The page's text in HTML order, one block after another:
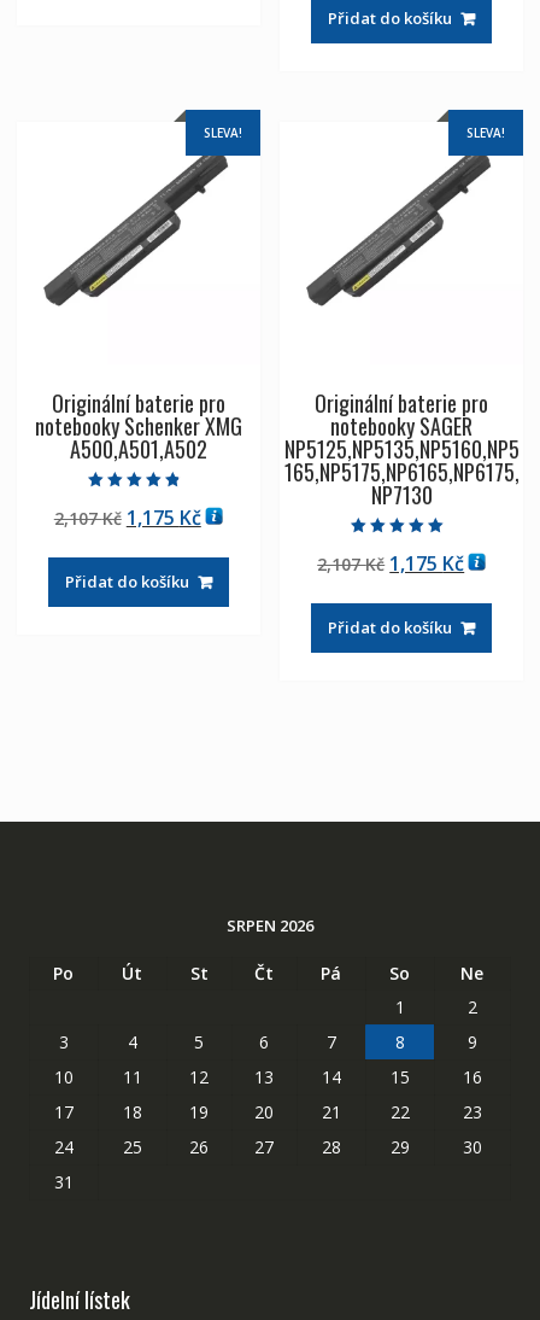
byla:
2,107 Kč
je:
1,175 Kč
Přidat do košíku
SLEVA!
Originální baterie pro
notebooky Schenker XMG
A500,A501,A502
4.50
z 5
2,107Kč Původní
byla:
2,107 Kč
1,175 KčAktuální
je:
1,175 Kč
Přidat do košíku
SLEVA!
Originální baterie pro
notebooky SAGER
NP5125,NP5135,NP5160,NP5
165,NP5175,NP6165,NP6175,
NP7130
5.00
z 5
2,107Kč Původní
byla:
2,107 Kč
1,175 Kč
je:
1,175 Kč
Přidat do košíku
SRPEN 2026
Po Út St Čt Pá So
Ne
1
2
3
4 5 6 7 8
9
10
11 12 13 14 15
16
17
18 19 20 21 22
23
24
25 26 27 28 29
30
31
Jídelní lístek